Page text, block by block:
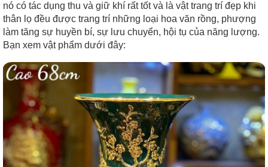
nó có tác dụng thu và giữ khí rất tốt và là vật trang trí đẹp khi
thân lọ đều được trang trí những loại hoa văn rồng, phượng
làm tăng sự huyền bí, sự lưu chuyển, hội tụ của năng lượng.
Bạn xem vật phẩm dưới đây: